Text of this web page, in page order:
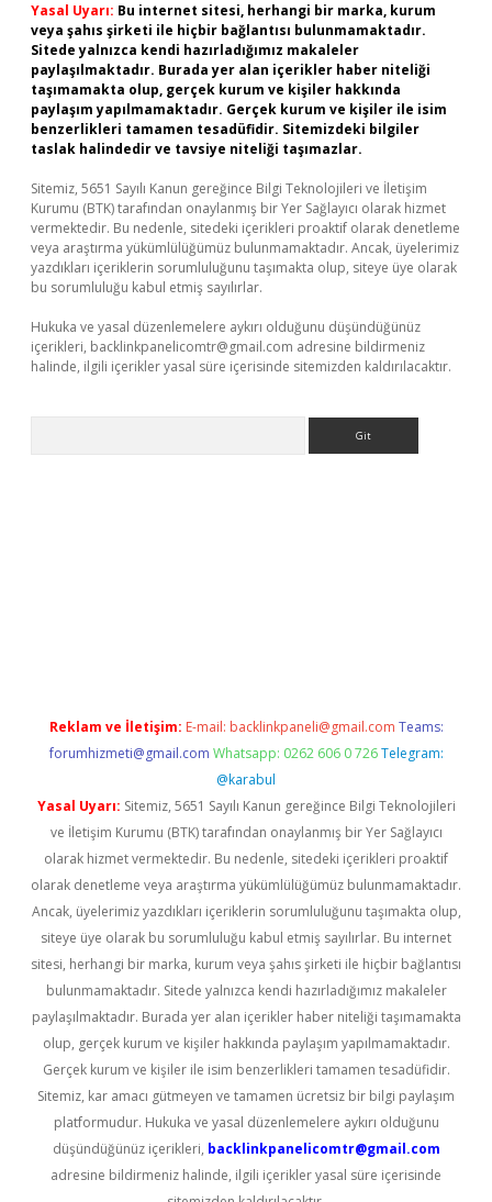
Yasal Uyarı: Bu internet sitesi, herhangi bir marka, kurum
veya şahıs şirketi ile hiçbir bağlantısı bulunmamaktadır.
Sitede yalnızca kendi hazırladığımız makaleler
paylaşılmaktadır. Burada yer alan içerikler haber niteliği
taşımamakta olup, gerçek kurum ve kişiler hakkında
paylaşım yapılmamaktadır. Gerçek kurum ve kişiler ile isim
benzerlikleri tamamen tesadüfidir. Sitemizdeki bilgiler
taslak halindedir ve tavsiye niteliği taşımazlar.
Sitemiz, 5651 Sayılı Kanun gereğince Bilgi Teknolojileri ve İletişim
Kurumu (BTK) tarafından onaylanmış bir Yer Sağlayıcı olarak hizmet
vermektedir. Bu nedenle, sitedeki içerikleri proaktif olarak denetleme
veya araştırma yükümlülüğümüz bulunmamaktadır. Ancak, üyelerimiz
yazdıkları içeriklerin sorumluluğunu taşımakta olup, siteye üye olarak
bu sorumluluğu kabul etmiş sayılırlar.
Hukuka ve yasal düzenlemelere aykırı olduğunu düşündüğünüz
içerikleri, backlinkpanelicomtr@gmail.com adresine bildirmeniz
halinde, ilgili içerikler yasal süre içerisinde sitemizden kaldırılacaktır.
Reklam ve İletişim: E-mail: backlinkpaneli@gmail.com Teams:
forumhizmeti@gmail.com Whatsapp: 0262 606 0 726 Telegram:
@karabul
Yasal Uyarı: Sitemiz, 5651 Sayılı Kanun gereğince Bilgi Teknolojileri
ve İletişim Kurumu (BTK) tarafından onaylanmış bir Yer Sağlayıcı
olarak hizmet vermektedir. Bu nedenle, sitedeki içerikleri proaktif
olarak denetleme veya araştırma yükümlülüğümüz bulunmamaktadır.
Ancak, üyelerimiz yazdıkları içeriklerin sorumluluğunu taşımakta olup,
siteye üye olarak bu sorumluluğu kabul etmiş sayılırlar. Bu internet
sitesi, herhangi bir marka, kurum veya şahıs şirketi ile hiçbir bağlantısı
bulunmamaktadır. Sitede yalnızca kendi hazırladığımız makaleler
paylaşılmaktadır. Burada yer alan içerikler haber niteliği taşımamakta
olup, gerçek kurum ve kişiler hakkında paylaşım yapılmamaktadır.
Gerçek kurum ve kişiler ile isim benzerlikleri tamamen tesadüfidir.
Sitemiz, kar amacı gütmeyen ve tamamen ücretsiz bir bilgi paylaşım
platformudur. Hukuka ve yasal düzenlemelere aykırı olduğunu
düşündüğünüz içerikleri, backlinkpanelicomtr@gmail.com
adresine bildirmeniz halinde, ilgili içerikler yasal süre içerisinde